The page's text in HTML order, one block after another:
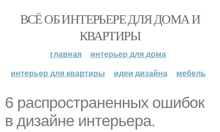
ВСЁ ОБ ИНТЕРЬЕРЕ ДЛЯ ДОМА И
КВАРТИРЫ
главная
интерьер для дома
интерьер для квартиры
идеи дизайна мебель
6 распространенных ошибок
в дизайне интерьера.